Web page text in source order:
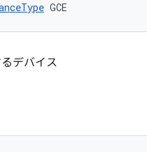
GCE
デバイス